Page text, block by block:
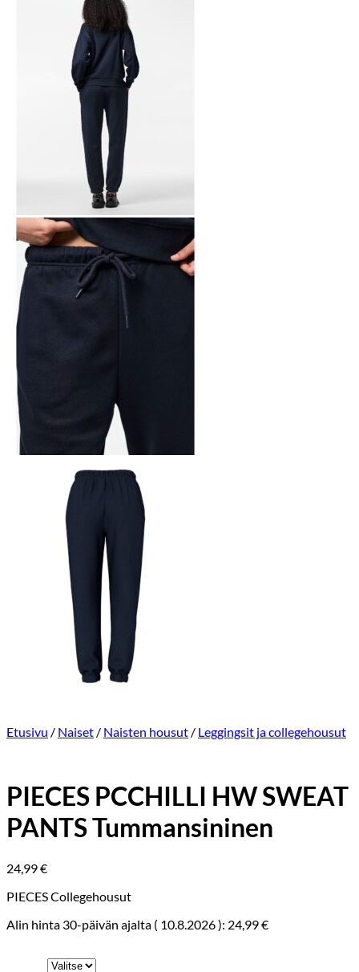
Etusivu / Naiset / Naisten housut / Leggingsit ja collegehousut
PIECES PCCHILLI HW SWEAT
PANTS Tummansininen
24,99€
PIECES Collegehousut
Alin hinta 30-päivän ajalta ( 10.8.2026): 24,99€